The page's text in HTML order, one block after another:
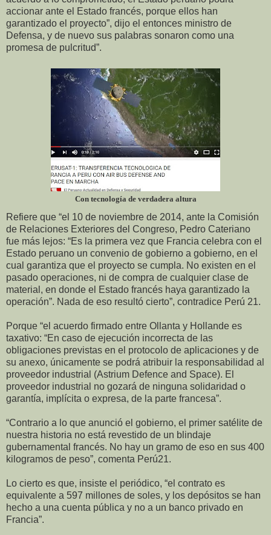
accionar ante el Estado francés, porque ellos han
garantizado el proyecto”, dijo el entonces ministro de
Defensa, y de nuevo sus palabras sonaron como una
promesa de pulcritud”.
Con tecnología de verdadera altura
Refiere que “el 10 de noviembre de 2014, ante la Comisión
de Relaciones Exteriores del Congreso, Pedro Cateriano
fue más lejos: “Es la primera vez que Francia celebra con el
Estado peruano un convenio de gobierno a gobierno, en el
cual garantiza que el proyecto se cumpla. No existen en el
pasado operaciones, ni de compra de cualquier clase de
material, en donde el Estado francés haya garantizado la
operación”. Nada de eso resultó cierto”, contradice Perú 21.
Porque “el acuerdo firmado entre Ollanta y Hollande es
taxativo: “En caso de ejecución incorrecta de las
obligaciones previstas en el protocolo de aplicaciones y de
su anexo, únicamente se podrá atribuir la responsabilidad al
proveedor industrial (Astrium Defence and Space). El
proveedor industrial no gozará de ninguna solidaridad o
garantía, implícita o expresa, de la parte francesa”.
“Contrario a lo que anunció el gobierno, el primer satélite de
nuestra historia no está revestido de un blindaje
gubernamental francés. No hay un gramo de eso en sus 400
kilogramos de peso”, comenta Perú21.
Lo cierto es que, insiste el periódico, “el contrato es
equivalente a 597 millones de soles, y los depósitos se han
hecho a una cuenta pública y no a un banco privado en
Francia”.